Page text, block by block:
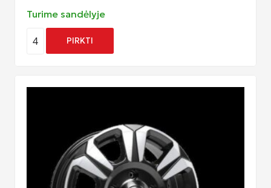
Turime sandėlyje
4 PIRKTI